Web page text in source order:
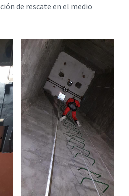
de rescate en el medio